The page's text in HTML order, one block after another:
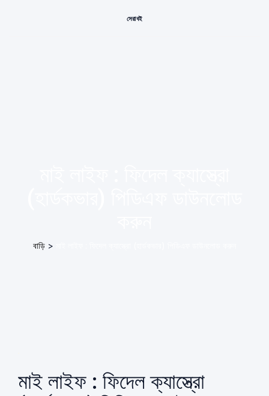
সেরা বই
বাড়ি >
মাই লাইফ : ফিদেল ক্যাস্ত্রো